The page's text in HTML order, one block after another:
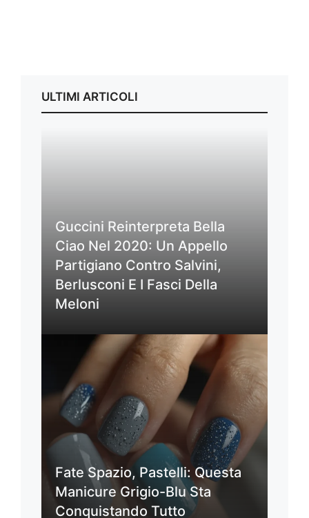
ULTIMI ARTICOLI
Guccini Reinterpreta Bella
Ciao Nel 2020: Un Appello
Partigiano Contro Salvini,
Berlusconi E I Fasci Della
Meloni
Fate Spazio, Pastelli: Questa
Manicure Grigio-Blu Sta
Conquistando Tutto